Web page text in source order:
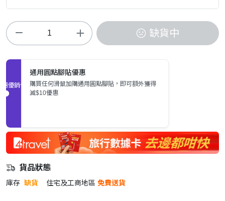
缺貨中
促銷優惠
通用圓點腳貼優惠
購買任何滑鼠加購通用圓點腳貼，即可額外獲得
減$10優惠
貨品狀態
庫存 缺貨 住宅及工商地區 免費送貨